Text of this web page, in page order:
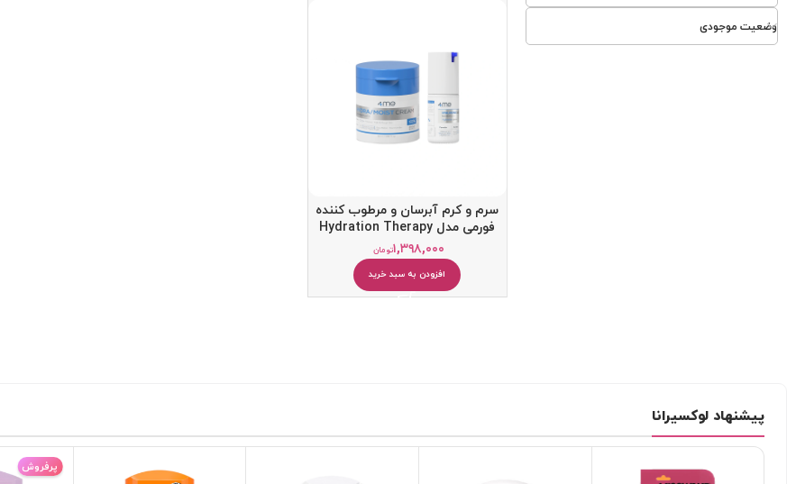
کرم مرطوب کننده
وضعیت موجودی
سرم و کرم آبرسان و مرطوب کننده
فورمی مدل Hydration Therapy
تومان۱,۳۹۸,۰۰۰
افزودن به سبد خرید
پیشنهاد لوکسیرانا
پرفروش